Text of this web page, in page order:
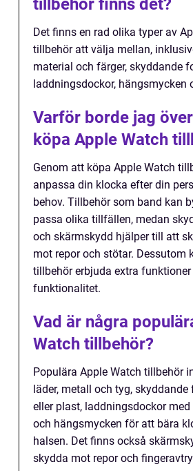
tillbehör finns det?
Det finns en rad olika typer av
tillbehör att välja mellan,
material och färger, skyddande
laddningsdockor, hängsmycken
Varför borde jag
köpa Apple Watch
Genom att köpa Apple Watch
anpassa din klocka efter din
behov. Tillbehör som band kan
passa olika tillfällen, medan
och skärmskydd hjälper till att
mot repor och stötar. Dessutom
tillbehör erbjuda extra funktioner
funktionalitet.
Vad är några
Watch tillbehör?
Populära Apple Watch tillbehör
läder, metall och tyg,
eller plast, laddningsdockor
och hängsmycken för att bära
halsen. Det finns också
skydda mot repor och